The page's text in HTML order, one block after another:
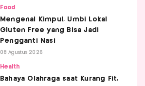
Food
Mengenal Kimpul, Umbi Lokal
Gluten Free yang Bisa Jadi
Pengganti Nasi
08 Agustus 2026
Health
Bahaya Olahraga saat Kurang Fit,